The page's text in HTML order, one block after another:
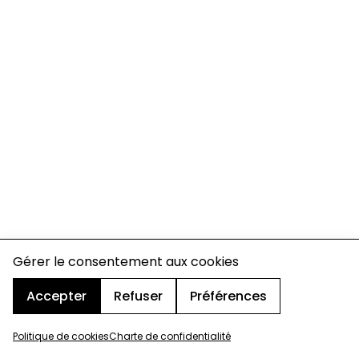
Gérer le consentement aux cookies
Accepter
Refuser Préférences
Politique de cookiesCharte de confidentialité